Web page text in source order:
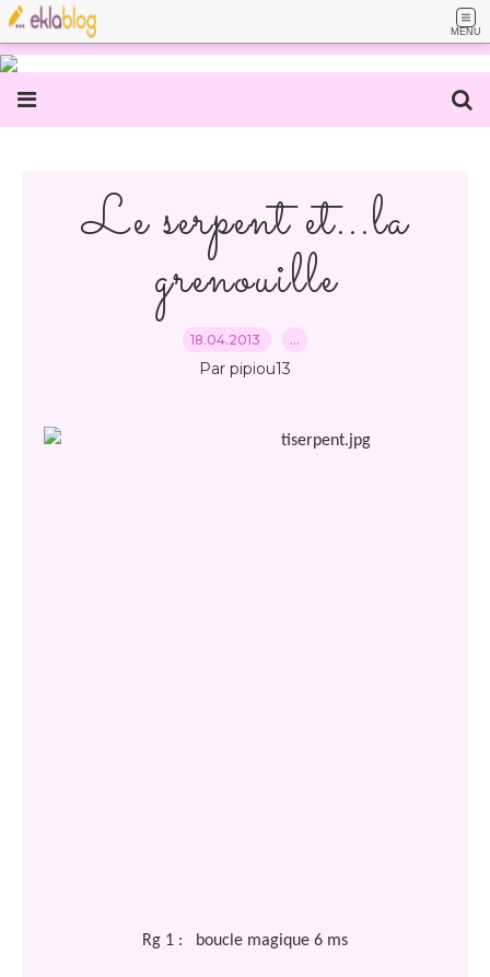
MENU
Le serpent et...la
grenouille
18.04.2013 …
Par pipiou13
Rg 1 : boucle magique 6 ms